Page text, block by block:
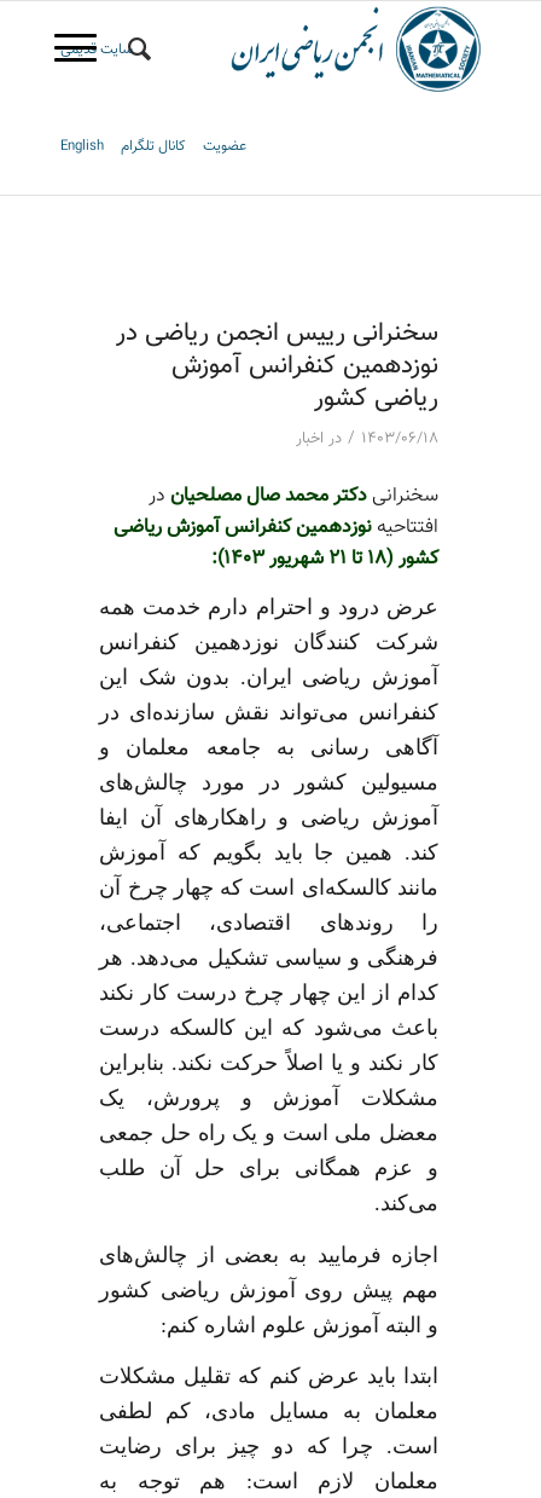
سایت قدیمی
عضویت کانال تلگرام English
سخنرانی رییس انجمن ریاضی در
نوزدهمین کنفرانس آموزش
ریاضی کشور
۱۴۰۳/۰۶/۱۸ / در اخبار
سخنرانی دکتر محمد صال مصلحیان در
افتتاحیه نوزدهمین کنفرانس آموزش ریاضی
کشور (۱۸ تا ۲۱ شهریور ۱۴۰۳):
عرض درود و احترام دارم خدمت همه
شرکت کنندگان نوزدهمین کنفرانس
آموزش ریاضی ایران. بدون شک این
کنفرانس می‌تواند نقش سازنده‌ای در
آگاهی رسانی به جامعه معلمان و
مسیولین کشور در مورد چالش‌های
آموزش ریاضی و راهکارهای آن ایفا
کند. همین جا باید بگویم که آموزش
مانند کالسکه‌ای است که چهار چرخ آن
را روندهای اقتصادی، اجتماعی،
فرهنگی و سیاسی تشکیل می‌دهد. هر
کدام از این چهار چرخ درست کار نکند
باعث می‌شود که این کالسکه درست
کار نکند و یا اصلاً حرکت نکند. بنابراین
مشکلات آموزش و پرورش، یک
معضل ملی است و یک راه حل جمعی
و عزم همگانی برای حل آن طلب
می‌کند.
اجازه فرمایید به بعضی از چالش‌های
مهم پیش روی آموزش ریاضی کشور
و البته آموزش علوم اشاره کنم:
ابتدا باید عرض کنم که تقلیل مشکلات
معلمان به مسایل مادی، کم لطفی
است. چرا که دو چیز برای رضایت
معلمان لازم است: هم توجه به